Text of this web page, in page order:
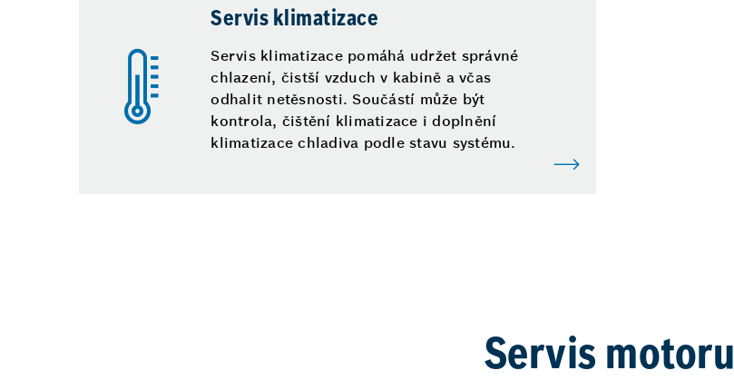
Servis klimatizace
Servis klimatizace pomáhá udržet správné
chlazení, čistší vzduch v kabině a včas
odhalit netěsnosti. Součástí může být
kontrola, čištění klimatizace i doplnění
klimatizace chladiva podle stavu systému.
Servis motoru